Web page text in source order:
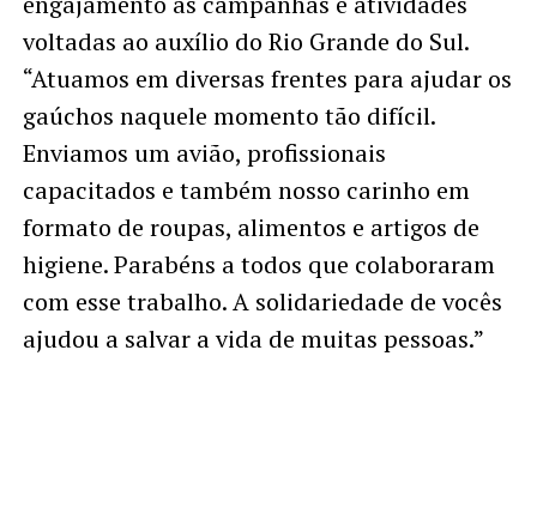
voltadas ao auxílio do Rio Grande do Sul.
“Atuamos em diversas frentes para ajudar os
gaúchos naquele momento tão difícil.
Enviamos um avião, profissionais
capacitados e também nosso carinho em
formato de roupas, alimentos e artigos de
higiene. Parabéns a todos que colaboraram
com esse trabalho. A solidariedade de vocês
ajudou a salvar a vida de muitas pessoas.”